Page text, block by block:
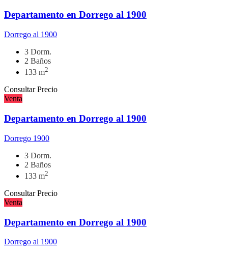
Departamento en Dorrego al 1900
Dorrego al 1900
3 Dorm.
2 Baños
133 m2
Consultar Precio
Venta
Departamento en Dorrego al 1900
Dorrego 1900
3 Dorm.
2 Baños
133 m2
Consultar Precio
Venta
Departamento en Dorrego al 1900
Dorrego al 1900